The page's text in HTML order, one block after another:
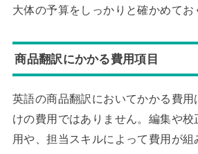
大体の予算をしっかりと確かめてお
商品翻訳にかかる費用項目
英語の商品翻訳においてかかる費
けの費用ではありません。編集や
用や、担当スキルによって費用が組